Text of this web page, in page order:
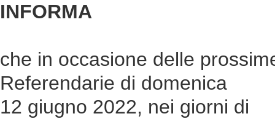
INFORMA
che in occasione delle
Referendarie di domenica
12 giugno 2022, nei giorni di